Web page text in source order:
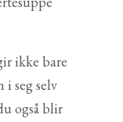
ikke bare
i seg selv
også blir